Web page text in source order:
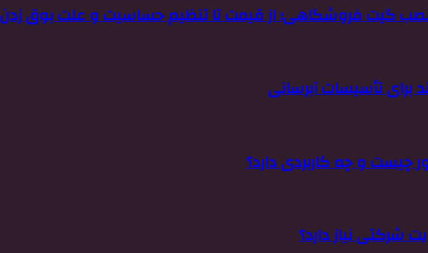
نصب گیت فروشگاهی؛ از قیمت تا تنظیم حساسیت و علت بوق زدن
تأسیسات آبرسانی
چیست و چه کاربردی دارد؟
شرکتی نیاز دارد؟